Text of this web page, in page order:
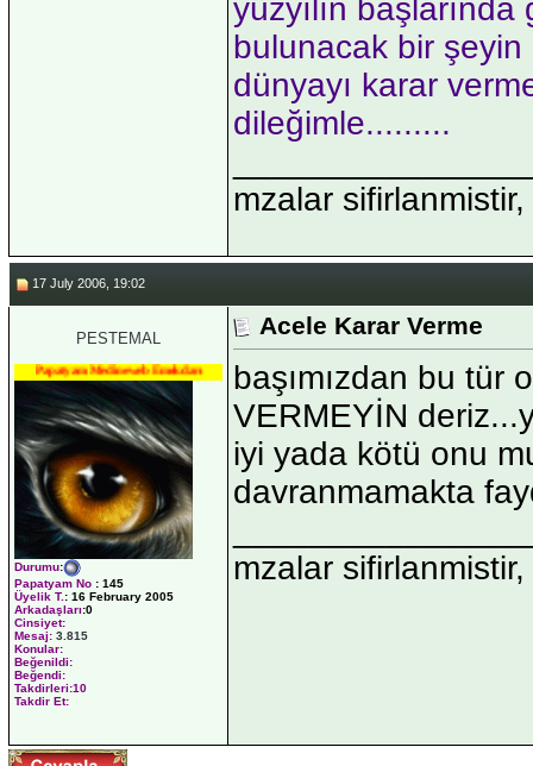
yüzyılın
bulunacak bir şeyin
dünyayı karar
dileğimle.........
mzalar
17 July 2006, 19:02
PESTEMAL
Papatyam Medineweb Emekdarı
Durumu:
Papatyam No : 145
Üyelik T.: 16 February 2005
Arkadaşları:0
Cinsiyet:
Mesaj: 3.815
Konular:
Beğenildi:
Beğendi:
Takdirleri:10
Takdir Et:
Acele Karar Verme
başımızdan bu tür
VERMEYİN
iyi yada kötü onu
davranmamakta
mzalar